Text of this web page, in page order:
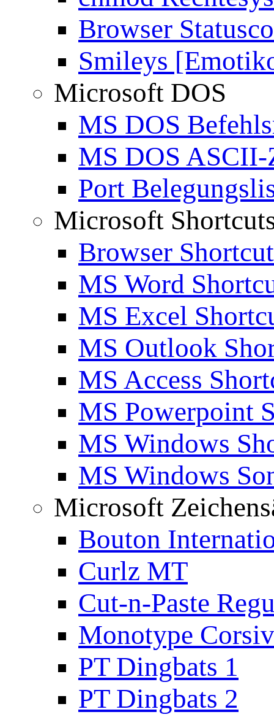
Browser
Smileys
Microsoft DOS
MS DOS
MS DOS ASCII-
Port
Microsoft
Browser
MS Word
MS Excel
MS Outlook
MS Access
MS Powerpoint
MS Windows
MS Windows
Microsoft
Bouton
Curlz MT
Cut-n-Paste
Monotype
PT Dingbats 1
PT Dingbats 2